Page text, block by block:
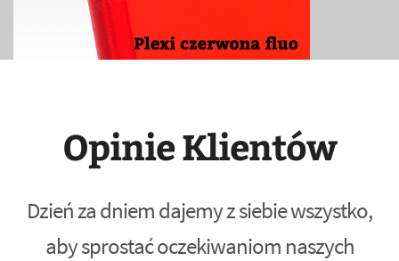
Opinie Klientów
Dzień za dniem dajemy z siebie wszystko,
aby sprostać oczekiwaniom naszych